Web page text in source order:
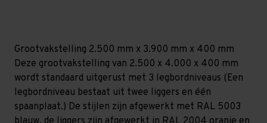
1.850
mm)
1.850
mm)
Grootvakstelling 2.500 mm x 3.900 mm x 400 mm
Deze grootvakstelling van 2.500 x 4.000 x 400 mm
wordt standaard uitgerust met 3 legbordniveaus (Een
legbordniveau bestaat uit twee liggers en één
spaanplaat.) De stijlen zijn afgewerkt met RAL 5003